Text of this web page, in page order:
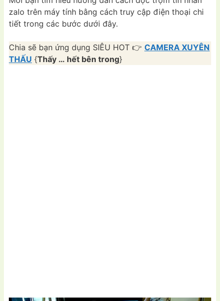
zalo trên máy tính bằng cách truy cập điện thoại chi
tiết trong các bước dưới đây.
Chia sẽ bạn ứng dụng SIÊU HOT 👉 CAMERA XUYÊN
THẤU {Thấy … hết bên trong}